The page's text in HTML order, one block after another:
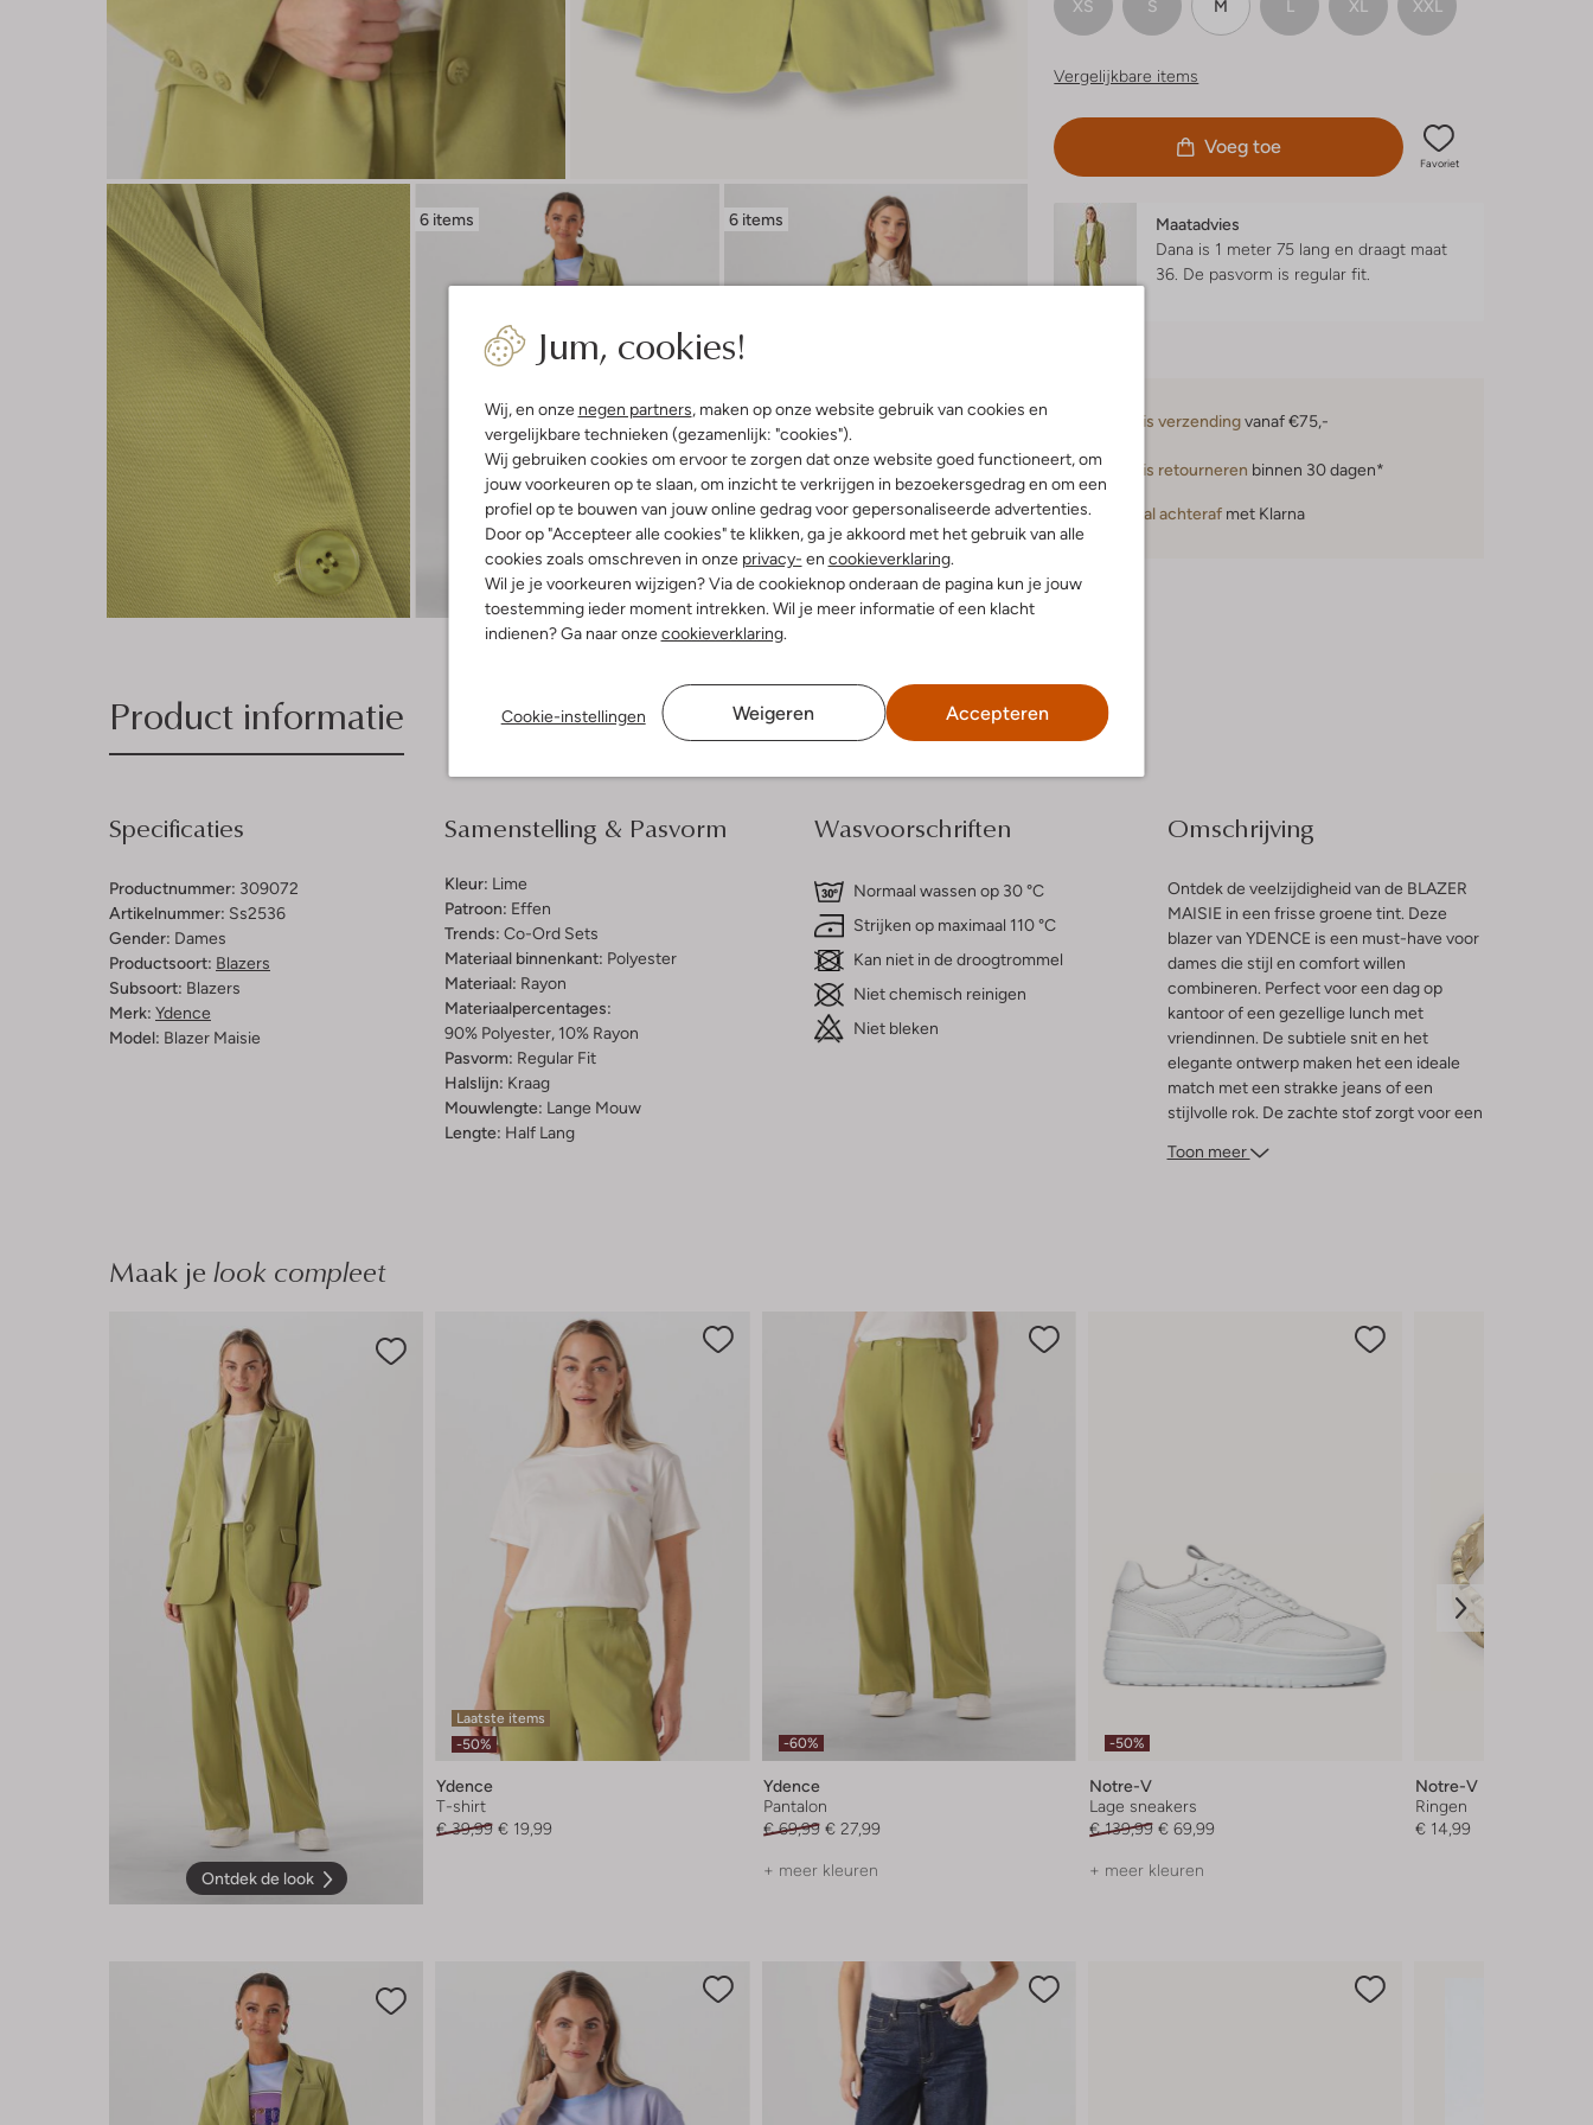
Jum, cookies!
Wij, en onze negen partners, maken op onze website gebruik van cookies en
vergelijkbare technieken (gezamenlijk: "cookies").
Wij gebruiken cookies om ervoor te zorgen dat onze website goed functioneert, om
jouw voorkeuren op te slaan, om inzicht te verkrijgen in bezoekersgedrag en om een
profiel op te bouwen van jouw online gedrag voor gepersonaliseerde advertenties.
Door op "Accepteer alle cookies" te klikken, ga je akkoord met het gebruik van alle
cookies zoals omschreven in onze privacy- en cookieverklaring.
Wil je je voorkeuren wijzigen? Via de cookieknop onderaan de pagina kun je jouw
toestemming ieder moment intrekken. Wil je meer informatie of een klacht
indienen? Ga naar onzecookieverklaring.
Cookie-instellingen Weigeren Accepteren
6 items
Ontdek de look
6 items
Ontdek de look
XS S M L XL XXL
Vergelijkbare items
Voeg toe
Favoriet
Maatadvies
Dana is 1 meter 75 lang en draagt maat
36. De pasvorm is regular fit.
Gratis verzendingvanaf €75,-
Gratis retourneren binnen 30 dagen*
Betaal achteraf met Klarna
Product informatie Bezorgen & retourneren
Specificaties
Productnummer: 309072
Artikelnummer: Ss2536
Gender: Dames
Productsoort: Blazers
Subsoort: Blazers
Merk: Ydence
Model: Blazer Maisie
Samenstelling & Pasvorm
Kleur: Lime
Patroon: Effen
Trends: Co-Ord Sets
Materiaal binnenkant: Polyester
Materiaal: Rayon
Materiaalpercentages:
90% Polyester, 10% Rayon
Pasvorm: Regular Fit
Halslijn: Kraag
Mouwlengte: Lange Mouw
Lengte: Half Lang
Wasvoorschriften
Normaal wassen op 30 °C
Strijken op maximaal 110 °C
Kan niet in de droogtrommel
Niet chemisch reinigen
Niet bleken
Omschrijving
Ontdek de veelzijdigheid van de BLAZER
MAISIE in een frisse groene tint. Deze
blazer van YDENCE is een must-have voor
dames die stijl en comfort willen
combineren. Perfect voor een dag op
kantoor of een gezellige lunch met
vriendinnen. De subtiele snit en het
elegante ontwerp maken het een ideale
match met een strakke jeans of een
stijlvolle rok. De zachte stof zorgt voor een
kleur een vleugje frisheid toevoegt aan
Toon meer
Maak je look compleet
Ontdek de look
Laatste items
-50%
Ydence
T-shirt
€ 39,99 € 19,99
-60%
Ydence
Pantalon
€ 69,99 € 27,99
+ meer kleuren
-50%
Notre-V
Lage sneakers
€ 139,99 € 69,99
+ meer kleuren
Notre-V
Ringen
€ 14,99